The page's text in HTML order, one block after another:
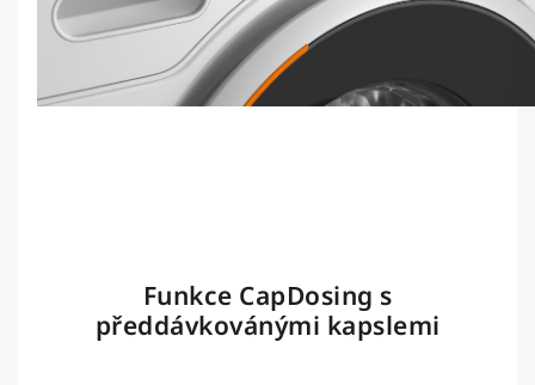
Funkce CapDosing s
předdávkovánými kapslemi